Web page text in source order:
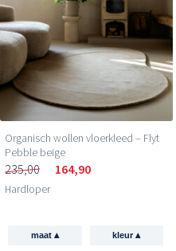
Organisch wollen vloerkleed – Flyt
Pebble beige
235,00 164,90
Hardloper
maat ▴ kleur▴